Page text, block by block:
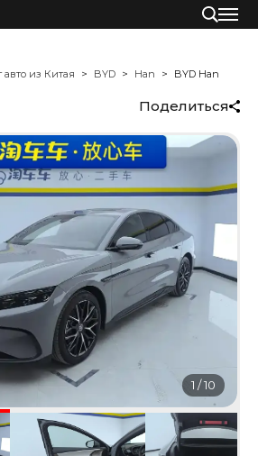
авто из Китая BYD Han BYD Han
Поделиться
1 /10